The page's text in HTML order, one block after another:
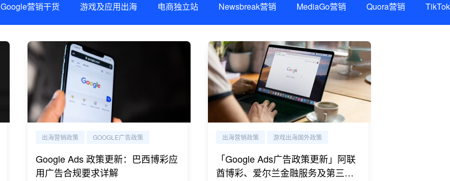
Google营销干货 游戏及应用出海 电商独立站 Newsbreak营销 MediaGo营销 Quora营销
出海营销政策 GOOGLE广告政策
Google Ads 政策更新：巴西博彩应
用广告合规要求详解
出海营销政策 游戏出海国外政策
「Google Ads广告政策更新」阿联
酋博彩、爱尔兰金融服务及第三方